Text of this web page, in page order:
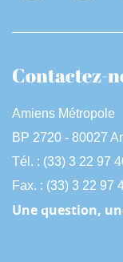
Contactez-
Amiens Métropole
BP 2720 - 80027
Tél. : (33) 3 22 97
Fax. : (33) 3 22 97
Une question,